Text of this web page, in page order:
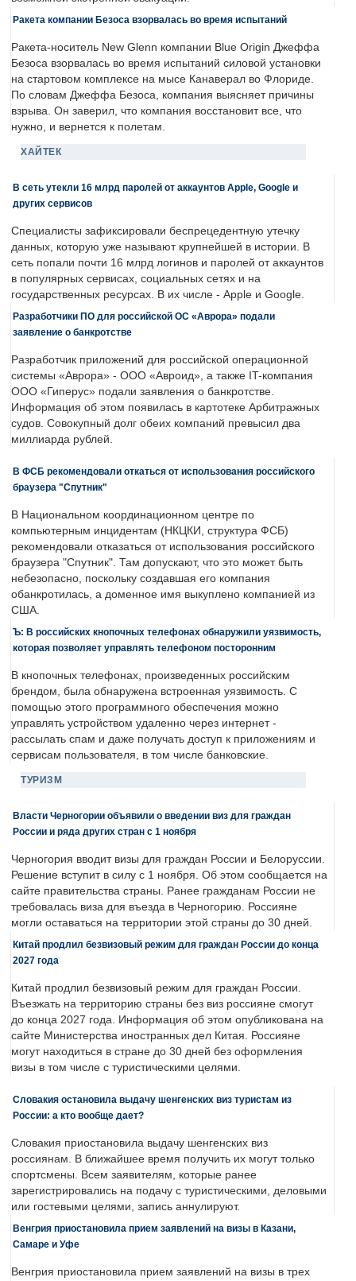
Ракета компании Безоса взорвалась во время испытаний
Ракета-носитель New Glenn компании Blue Origin Джеффа
Безоса взорвалась во время испытаний силовой установки
на стартовом комплексе на мысе Канаверал во Флориде.
По словам Джеффа Безоса, компания выясняет причины
взрыва. Он заверил, что компания восстановит все, что
нужно, и вернется к полетам.
ХАЙТЕК
В сеть утекли 16 млрд паролей от аккаунтов Apple, Google и
других сервисов
Специалисты зафиксировали беспрецедентную утечку
данных, которую уже называют крупнейшей в истории. В
сеть попали почти 16 млрд логинов и паролей от аккаунтов
в популярных сервисах, социальных сетях и на
государственных ресурсах. В их числе - Apple и Google.
Разработчики ПО для российской ОС «Аврора» подали
заявление о банкротстве
Разработчик приложений для российской операционной
системы «Аврора» - ООО «Авроид», а также IT-компания
ООО «Гиперус» подали заявления о банкротстве.
Информация об этом появилась в картотеке Арбитражных
судов. Совокупный долг обеих компаний превысил два
миллиарда рублей.
В ФСБ рекомендовали откаться от использования российского
браузера "Спутник"
В Национальном координационном центре по
компьютерным инцидентам (НКЦКИ, структура ФСБ)
рекомендовали отказаться от использования российского
браузера "Спутник". Там допускают, что это может быть
небезопасно, поскольку создавшая его компания
обанкротилась, а доменное имя выкуплено компанией из
США.
Ъ: В российских кнопочных телефонах обнаружили уязвимость,
которая позволяет управлять телефоном посторонним
В кнопочных телефонах, произведенных российским
брендом, была обнаружена встроенная уязвимость. С
помощью этого программного обеспечения можно
управлять устройством удаленно через интернет -
рассылать спам и даже получать доступ к приложениям и
сервисам пользователя, в том числе банковские.
ТУРИЗМ
Власти Черногории объявили о введении виз для граждан
России и ряда других стран с 1 ноября
Черногория вводит визы для граждан России и Белоруссии.
Решение вступит в силу с 1 ноября. Об этом сообщается на
сайте правительства страны. Ранее гражданам России не
требовалась виза для въезда в Черногорию. Россияне
могли оставаться на территории этой страны до 30 дней.
Китай продлил безвизовый режим для граждан России до конца
2027 года
Китай продлил безвизовый режим для граждан России.
Въезжать на территорию страны без виз россияне смогут
до конца 2027 года. Информация об этом опубликована на
сайте Министерства иностранных дел Китая. Россияне
могут находиться в стране до 30 дней без оформления
визы в том числе с туристическими целями.
Словакия остановила выдачу шенгенских виз туристам из
России: а кто вообще дает?
Словакия приостановила выдачу шенгенских виз
россиянам. В ближайшее время получить их могут только
спортсмены. Всем заявителям, которые ранее
зарегистрировались на подачу с туристическими, деловыми
или гостевыми целями, запись аннулируют.
Венгрия приостановила прием заявлений на визы в Казани,
Самаре и Уфе
Венгрия приостановила прием заявлений на визы в трех